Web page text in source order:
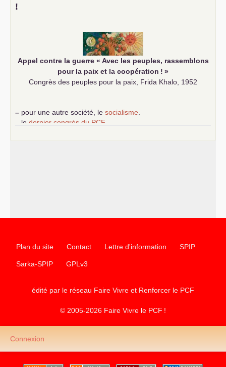
–!
Appel contre la guerre « Avec les peuples, rassemblons
pour la paix et la coopération ! »
Congrès des peuples pour la paix, Frida Khalo, 1952
– pour une autre société, le socialisme
le dernier congrès du PCF
Plan du site Contact Lettre d'information SPIP
Sarka-SPIP GPLv3
édité par le réseau Faire Vivre et Renforcer le PCF
© 2005-2026 Faire Vivre le PCF !
Connexion